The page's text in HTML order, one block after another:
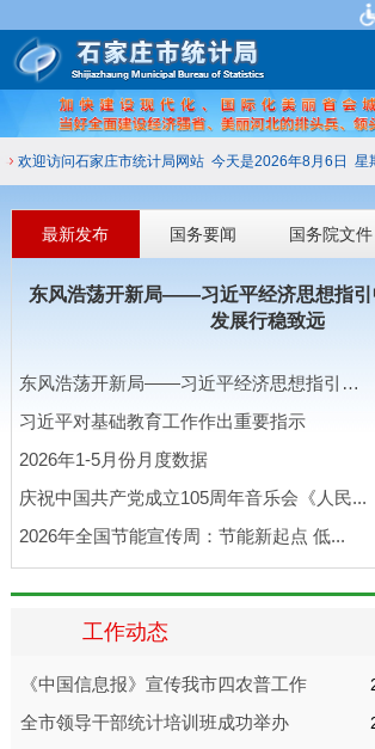
欢迎访问石家庄市统计局网站 今天是2026年8月6日 星
最新发布 国务要闻 国务院文件
东风浩荡开新局——习近平经济思想指引
发展行稳致远
东风浩荡开新局——习近平经济思想指引中
国...
习近平对基础教育工作作出重要指示
2026年1-5月份月度数据
庆祝中国共产党成立105周年音乐会《人民...
2026年全国节能宣传周：节能新起点 低...
工作动态
《中国信息报》宣传我市四农普工作
全市领导干部统计培训班成功举办